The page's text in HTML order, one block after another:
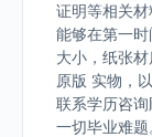
证明等相关材
能够在第一
大小，纸张
原版 实物，
联系学历咨
一切毕业难